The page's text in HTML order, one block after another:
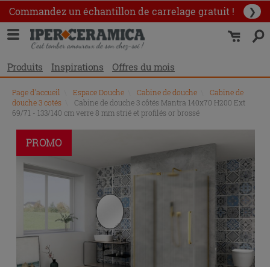
Commandez un échantillon de carrelage gratuit ! ❯
Produits Inspirations Offres du mois
Page d'accueil Espace Douche Cabine de douche
Cabine de
douche 3 cotés
Cabine de douche 3 côtés Mantra 140x70 H200 Ext
69/71 - 133/140 cm verre 8 mm strié et profilés or brossé
PROMO